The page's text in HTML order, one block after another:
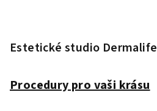
Estetické studio Dermalife
Procedury pro vaši krásu